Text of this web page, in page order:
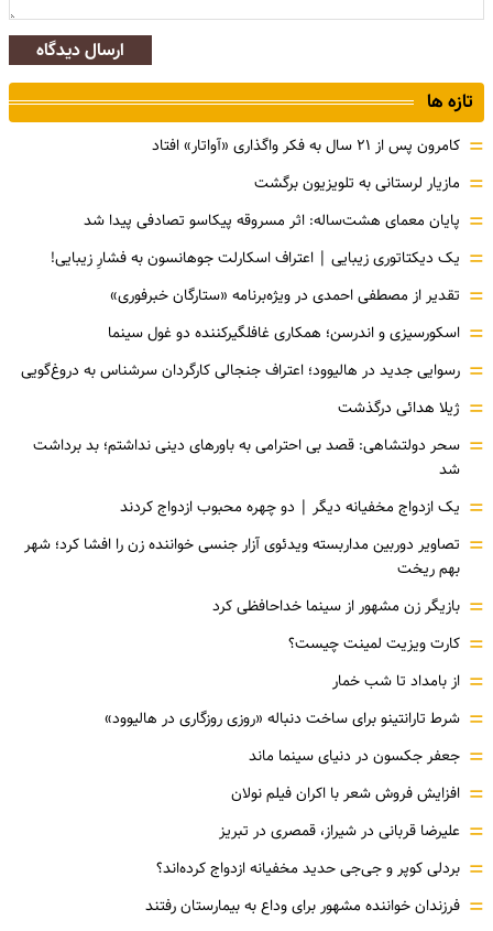
ارسال دیدگاه
تازه ها
= کامرون پس از ۲۱ سال به فکر واگذاری «آواتار» افتاد
= مازیار لرستانی به تلویزیون برگشت
= پایان معمای هشت‌ساله: اثر مسروقه پیکاسو تصادفی پیدا شد
= یک دیکتاتوری زیبایی | اعتراف اسکارلت جوهانسون به فشارِ زیبایی!
= تقدیر از مصطفی احمدی در ویژه‌برنامه «ستارگان خبرفوری»
= اسکورسیزی و اندرسن؛ همکاری غافلگیرکننده دو غول سینما
= رسوایی جدید در هالیوود؛ اعتراف جنجالی کارگردان سرشناس به دروغ‌گویی
= ژیلا هدائی درگذشت
= سحر دولتشاهی: قصد بی احترامی به باورهای دینی نداشتم؛ بد برداشت
شد
= یک ازدواج مخفیانه دیگر | دو چهره محبوب ازدواج کردند
= تصاویر دوربین مداربسته ویدئوی آزار جنسی خواننده زن را افشا کرد؛ شهر
بهم ریخت
= بازیگر زن مشهور از سینما خداحافظی کرد
= کارت ویزیت لمینت چیست؟
= از بامداد تا شب خمار
= شرط تارانتینو برای ساخت دنباله «روزی روزگاری در هالیوود»
= جعفر جکسون در دنیای سینما ماند
= افزایش فروش شعر با اکران فیلم نولان
= علیرضا قربانی در شیراز، قمصری در تبریز
= بردلی کوپر و جی‌جی حدید مخفیانه ازدواج کرده‌اند؟
= فرزندان خواننده مشهور برای وداع به بیمارستان رفتند